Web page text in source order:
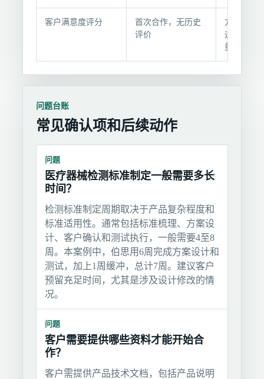
客
户客户满意度评分
首次合作，无历史
评价
方案专业
通效率5分
量5分
问题台账
常见确认项和后续动作
问题
医疗器械检测标准制定一般需要多长
时间？
检测标准制定周期取决于产品复杂程度和
标准适用性。通常包括标准梳理、方案设
计、客户确认和测试执行，一般需要4至8
周。本案例中，伯思用6周完成方案设计和
测试，加上1周缓冲，总计7周。建议客户
预留充足时间，尤其是涉及设计修改的情
况。
问题
客户需要提供哪些资料才能开始合
作？
客户需提供产品技术文档，包括产品说明